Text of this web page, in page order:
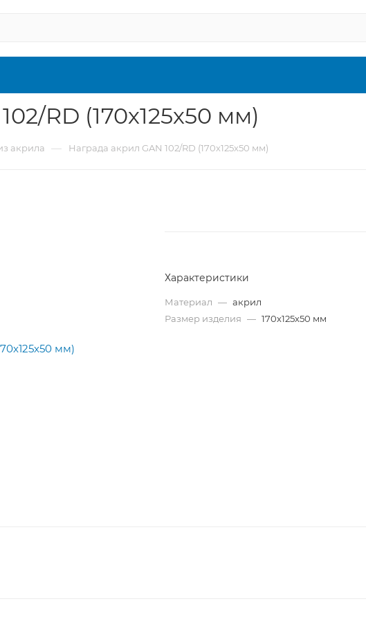
RD (170х125х50 мм)
акрила — Награда акрил GAN 102/RD (170х125х50 мм)
Характеристики
Материал — акрил
Размер изделия — 170х125х50 мм